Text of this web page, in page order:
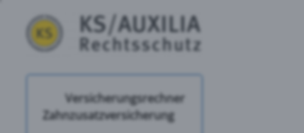
Versicherungsrechner
Zahnzusatzversicherung